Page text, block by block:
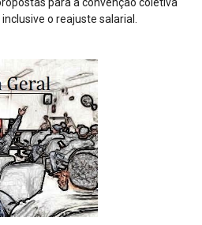
o reajuste salarial.